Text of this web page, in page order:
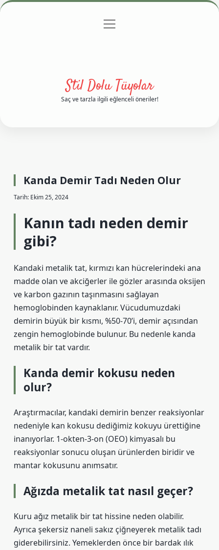
Gizlilik Politikası
menüyü
Stil Dolu Tüyolar
Saç ve tarzla ilgili eğlenceli öneriler!
Kanda Demir Tadı Neden Olur
Tarih: Ekim 25, 2024
Kanın tadı neden demir
gibi?
Kandaki metalik tat, kırmızı kan hücrelerindeki ana
madde olan ve akciğerler ile gözler arasında oksijen
ve karbon gazının taşınmasını sağlayan
hemoglobinden kaynaklanır. Vücudumuzdaki
demirin büyük bir kısmı, %50-70’i, demir açısından
zengin hemoglobinde bulunur. Bu nedenle kanda
metalik bir tat vardır.
Kanda demir kokusu neden
olur?
Araştırmacılar, kandaki demirin benzer reaksiyonlar
nedeniyle kan kokusu dediğimiz kokuyu ürettiğine
inanıyorlar. 1-okten-3-on (OEO) kimyasalı bu
reaksiyonlar sonucu oluşan ürünlerden biridir ve
mantar kokusunu anımsatır.
Ağızda metalik tat nasıl geçer?
Kuru ağız metalik bir tat hissine neden olabilir.
Ayrıca şekersiz naneli sakız çiğneyerek metalik tadı
giderebilirsiniz. Yemeklerden önce bir bardak ılık